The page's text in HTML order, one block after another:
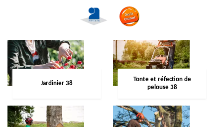
Jardinier 38
Tonte et réfection de
pelouse 38